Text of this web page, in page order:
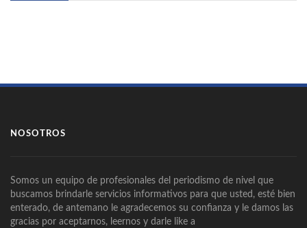
NOSOTROS
Somos un equipo de profesionales del periodismo de nivel que
buscamos brindarle servicios informativos para que usted, esté bien
enterado, de antemano le agradecemos su confianza y le damos las
gracias por aceptarnos, leernos y darle like a